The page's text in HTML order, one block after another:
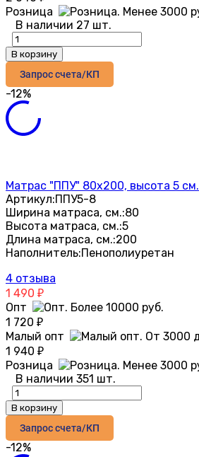
Розница
В наличии 27 шт.
В корзину
Запрос счета/КП
-12%
Матрас "ППУ" 80х200, высота 5 см.
Артикул:ППУ5-8
Ширина матраса, см.:80
Высота матраса, см.:5
Длина матраса, см.:200
Наполнитель:Пенополиуретан
4 отзыва
1 490 ₽
Опт
1 720 ₽
Малый опт
1 940 ₽
Розница
В наличии 351 шт.
В корзину
Запрос счета/КП
-12%